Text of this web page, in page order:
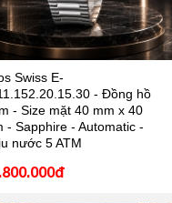
Swiss E-
- Đồng hồ
- Size mặt 40 mm x 40
- Sapphire - Automatic -
nước 5 ATM